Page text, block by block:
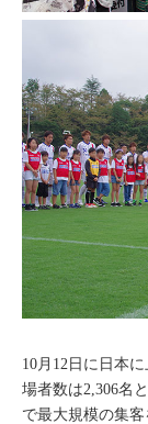
10月12日に日本
場者数は2,306名
で最大規模の集客